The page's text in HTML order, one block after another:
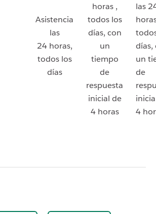
Asistencia
las
24 horas,
todos los
días
horas ,
todos los
días, con
un
tiempo
de
respuesta
inicial de
4 horas
las
días,
un
de
4